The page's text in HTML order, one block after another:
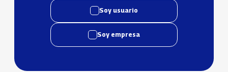
Soy usuario
Soy empresa